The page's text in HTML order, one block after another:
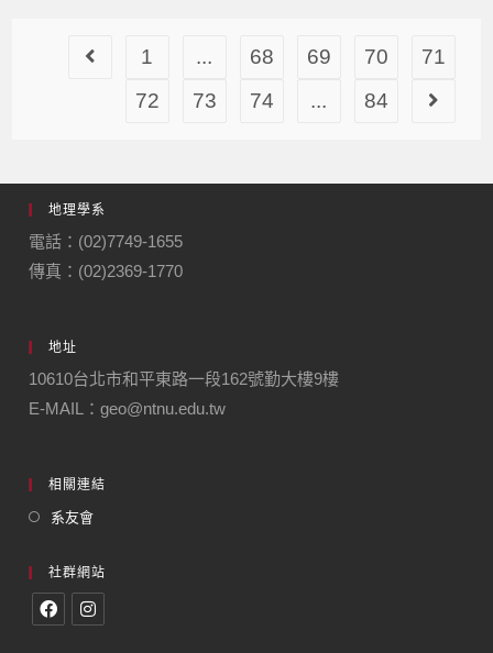
1 ... 68 69 70
71
72
73 74 ... 84
地理學系
電話：(02)7749-1655
傳真：(02)2369-1770
地址
10610台北市和平東路一段162號勤大樓9樓
E-MAIL：geo@ntnu.edu.tw
相關連結
系友會
社群網站